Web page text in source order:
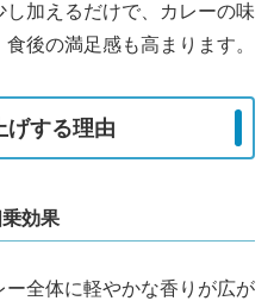
加えるだけで、カレーの味
後の満足感も高まります。
げする理由
効果
全体に軽やかな香りが広が